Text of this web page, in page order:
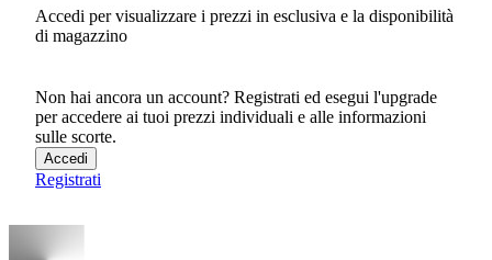
Accedi per visualizzare i prezzi in esclusiva e la disponibilità
di magazzino
Non hai ancora un account? Registrati ed esegui l'upgrade
per accedere ai tuoi prezzi individuali e alle informazioni
sulle scorte.
Accedi
Registrati